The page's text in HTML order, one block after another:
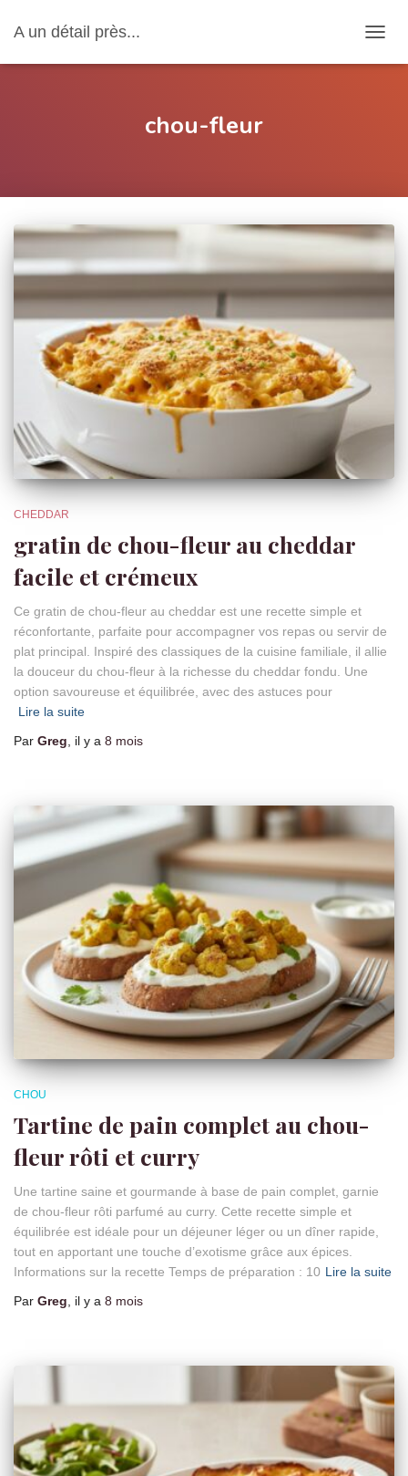
A un détail près...
chou-fleur
CHEDDAR
gratin de chou-fleur au cheddar
facile et crémeux
Ce gratin de chou-fleur au cheddar est une recette simple et
réconfortante, parfaite pour accompagner vos repas ou servir de
plat principal. Inspiré des classiques de la cuisine familiale, il allie
la douceur du chou-fleur à la richesse du cheddar fondu. Une
option savoureuse et équilibrée, avec des astuces pour
Lire la suite
Par Greg , il y a 8 mois
CHOU
Tartine de pain complet au chou-
fleur rôti et curry
Une tartine saine et gourmande à base de pain complet, garnie
de chou-fleur rôti parfumé au curry. Cette recette simple et
équilibrée est idéale pour un déjeuner léger ou un dîner rapide,
tout en apportant une touche d’exotisme grâce aux épices.
Informations sur la recette Temps de préparation : 10 Lire la suite
Par Greg, il y a 8 mois